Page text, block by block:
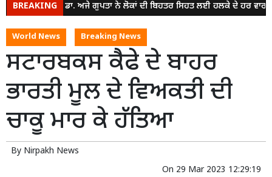
BREAKING
ਵਿਧਾਇਕ ਡਾ. ਅਜੇ ਗੁਪਤਾ ਨੇ ਲੋਕਾਂ ਦੀ ਬਿਹਤਰ ਸਿਹਤ ਲਈ ਹਲਕੇ ਦੇ ਹਰ ਵਾਰਡ
World News Breaking News
ਸਟਾਰਬਕਸ ਕੈਫੇ ਦੇ ਬਾਹਰ
ਭਾਰਤੀ ਮੂਲ ਦੇ ਵਿਅਕਤੀ ਦੀ
ਚਾਕੂ ਮਾਰ ਕੇ ਹੱਤਿਆ
By Nirpakh News
On 29 Mar 2023 12:29:19